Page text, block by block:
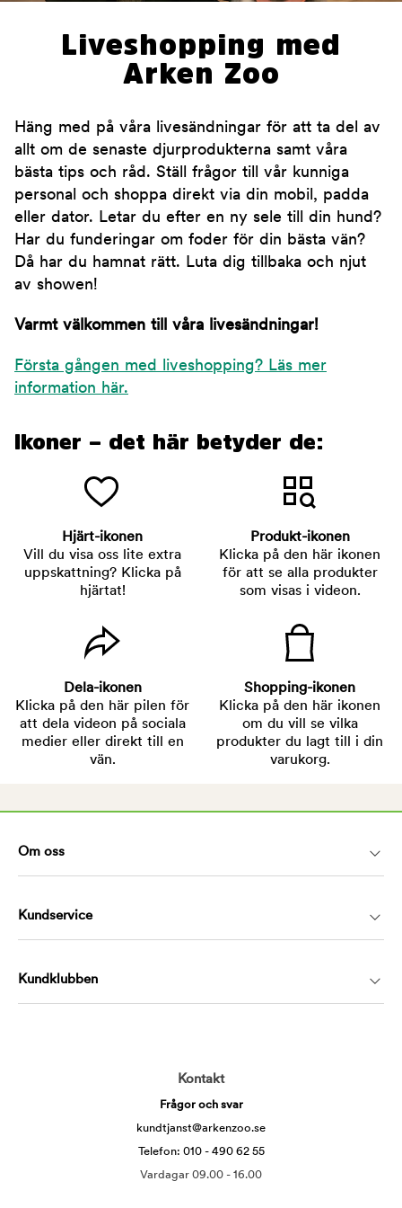
Liveshopping med
Arken Zoo
Häng med på våra livesändningar för att ta del av
allt om de senaste djurprodukterna samt våra
bästa tips och råd. Ställ frågor till vår kunniga
personal och shoppa direkt via din mobil, padda
eller dator. Letar du efter en ny sele till din hund?
Har du funderingar om foder för din bästa vän?
Då har du hamnat rätt. Luta dig tillbaka och njut
av showen!
Varmt välkommen till våra livesändningar!
Första gången med liveshopping? Läs mer
information här.
Ikoner – det här betyder de:
Hjärt-ikonen
Vill du visa oss lite extra
uppskattning? Klicka på
hjärtat!
Produkt-ikonen
Klicka på den här ikonen
för att se alla produkter
som visas i videon.
Dela-ikonen
Klicka på den här pilen för
att dela videon på sociala
medier eller direkt till en
vän.
Shopping-ikonen
Klicka på den här ikonen
om du vill se vilka
produkter du lagt till i din
varukorg.
Om oss
Kundservice
Kundklubben
Kontakt
Frågor och svar
kundtjanst@arkenzoo.se
Telefon: 010 - 490 62 55
Vardagar 09.00 - 16.00